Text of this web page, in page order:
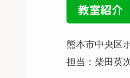
教室紹介
熊本市中央区
担当：柴田英